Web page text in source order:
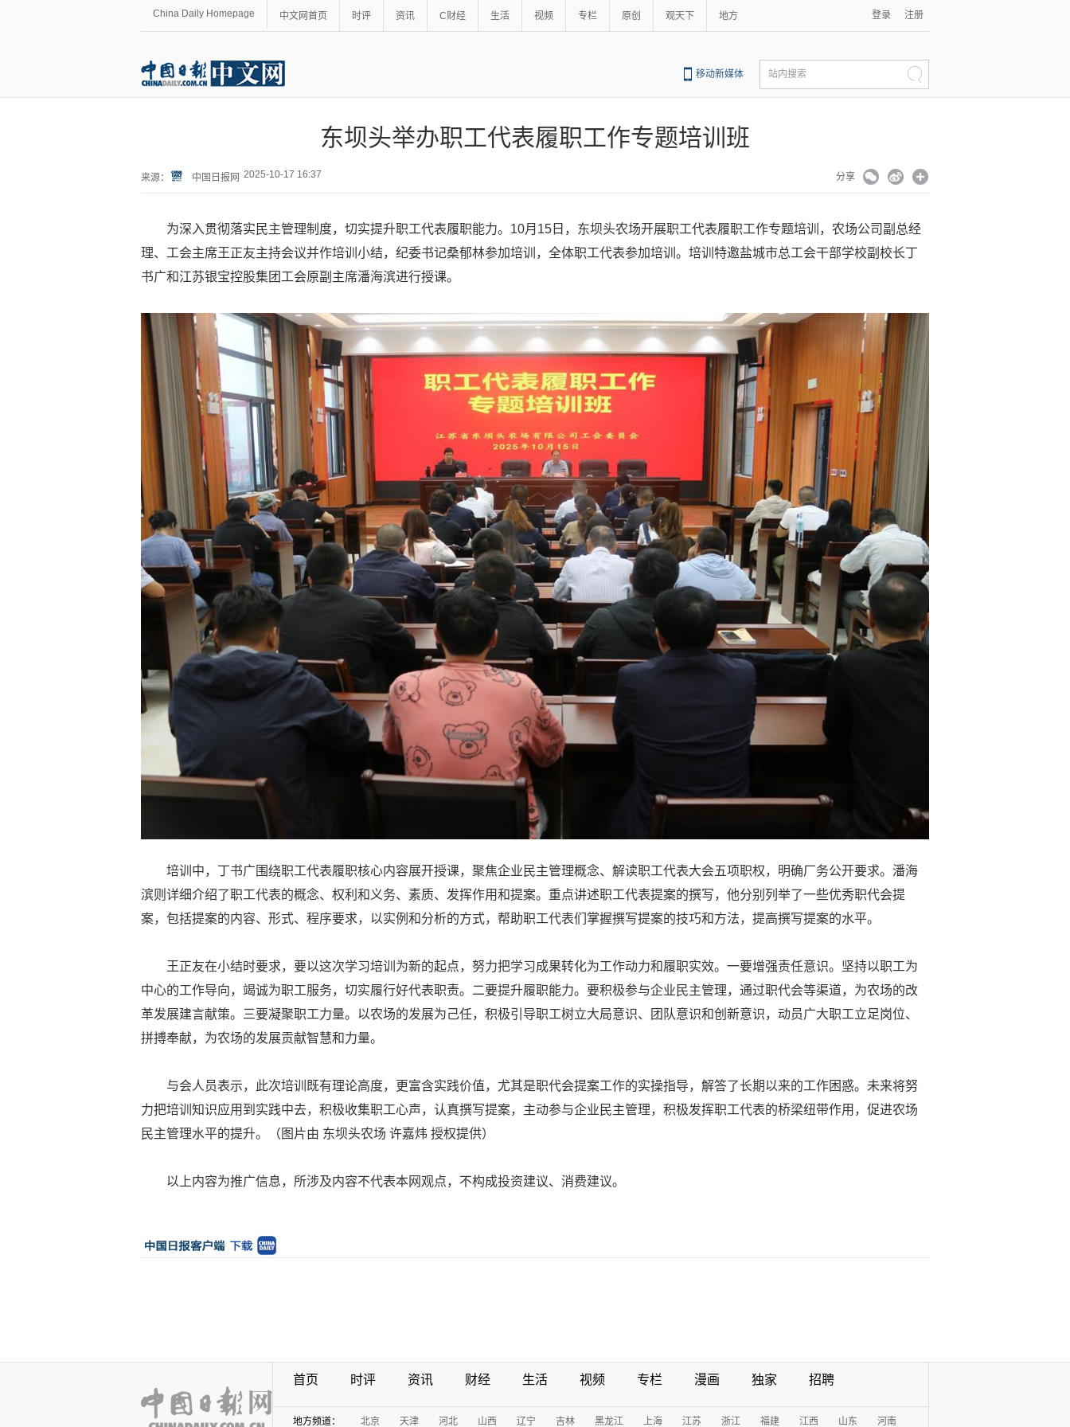
China Daily Homepage 中文网首页 时评 资讯 C财经 生活 视频 专栏 原创 观天下 地方 登录 注册
移动新媒体 站内搜索
东坝头举办职工代表履职工作专题培训班
来源： 中国日报网 2025-10-17 16:37 分享
为深入贯彻落实民主管理制度，切实提升职工代表履职能力。10月15日，东坝头农场开展职工代表履职工作专题培训，农场公司副总经
理、工会主席王正友主持会议并作培训小结，纪委书记桑郁林参加培训，全体职工代表参加培训。培训特邀盐城市总工会干部学校副校长丁
书广和江苏银宝控股集团工会原副主席潘海滨进行授课。
培训中，丁书广围绕职工代表履职核心内容展开授课，聚焦企业民主管理概念、解读职工代表大会五项职权，明确厂务公开要求。潘海
滨则详细介绍了职工代表的概念、权利和义务、素质、发挥作用和提案。重点讲述职工代表提案的撰写，他分别列举了一些优秀职代会提
案，包括提案的内容、形式、程序要求，以实例和分析的方式，帮助职工代表们掌握撰写提案的技巧和方法，提高撰写提案的水平。
王正友在小结时要求，要以这次学习培训为新的起点，努力把学习成果转化为工作动力和履职实效。一要增强责任意识。坚持以职工为
中心的工作导向，竭诚为职工服务，切实履行好代表职责。二要提升履职能力。要积极参与企业民主管理，通过职代会等渠道，为农场的改
革发展建言献策。三要凝聚职工力量。以农场的发展为己任，积极引导职工树立大局意识、团队意识和创新意识，动员广大职工立足岗位、
拼搏奉献，为农场的发展贡献智慧和力量。
与会人员表示，此次培训既有理论高度，更富含实践价值，尤其是职代会提案工作的实操指导，解答了长期以来的工作困惑。未来将努
力把培训知识应用到实践中去，积极收集职工心声，认真撰写提案，主动参与企业民主管理，积极发挥职工代表的桥梁纽带作用，促进农场
民主管理水平的提升。（图片由 东坝头农场 许嘉炜 授权提供）
以上内容为推广信息，所涉及内容不代表本网观点，不构成投资建议、消费建议。
首页 时评 资讯 财经 生活 视频 专栏 漫画 独家 招聘
地方频道： 北京 天津 河北 山西 辽宁 吉林 黑龙江 上海 江苏 浙江 福建 江西 山东 河南